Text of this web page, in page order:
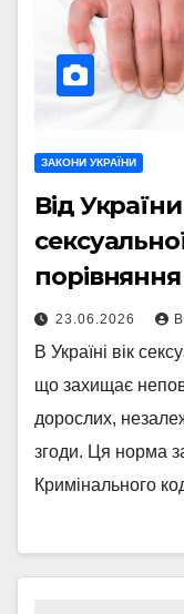
ЗАКОНИ УКРАЇНИ
Від
порівняння
23.06.2026
В Україні вік
що захищає
дорослих,
згоди. Ця норма
Кримінального